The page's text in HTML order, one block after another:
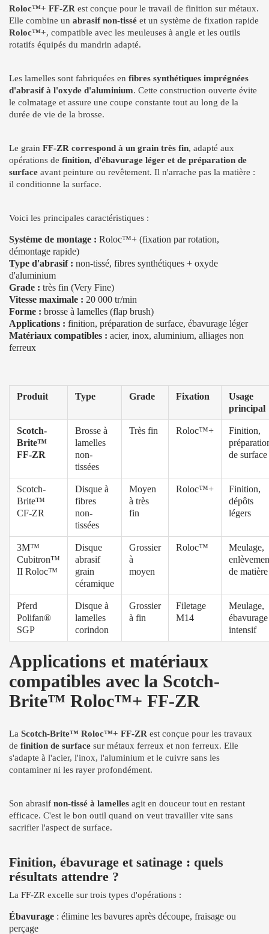
Roloc™+ FF-ZR est conçue pour le travail de finition sur métaux.
Elle combine un abrasif non-tissé et un système de fixation rapide
Roloc™+, compatible avec les meuleuses à angle et les outils
rotatifs équipés du mandrin adapté.
Les lamelles sont fabriquées en fibres synthétiques imprégnées
d'abrasif à l'oxyde d'aluminium. Cette construction ouverte évite
le colmatage et assure une coupe constante tout au long de la
durée de vie de la brosse.
Le grain FF-ZR correspond à un grain très fin, adapté aux
opérations de finition, d'ébavurage léger et de préparation de
surface avant peinture ou revêtement. Il n'arrache pas la matière :
il conditionne la surface.
Voici les principales caractéristiques :
Système de montage : Roloc™+ (fixation par rotation,
démontage rapide)
Type d'abrasif : non-tissé, fibres synthétiques + oxyde
d'aluminium
Grade : très fin (Very Fine)
Vitesse maximale : 20 000 tr/min
Forme : brosse à lamelles (flap brush)
Applications : finition, préparation de surface, ébavurage léger
Matériaux compatibles : acier, inox, aluminium, alliages non
ferreux
Produit Type Grade Fixation
Usage
principal
Scotch-
Brite™
FF-ZR
Brosse à
lamelles
non-
tissées
Très fin Roloc™+
Finition,
de surface
Scotch-
Brite™
CF-ZR
Disque à
fibres
non-
tissées
Moyen
à très
fin
Roloc™+
Finition,
dépôts
légers
3M™
Cubitron™
II Roloc™
Disque
abrasif
grain
céramique
Grossier
à
moyen
Roloc™
Meulage,
de matière
Pferd
Polifan®
SGP
Disque à
lamelles
corindon
Grossier
à fin
Filetage
M14
Meulage,
ébavurage
intensif
Applications et matériaux
compatibles avec la Scotch-
Brite™ Roloc™+ FF-ZR
La Scotch-Brite™ Roloc™+ FF-ZR est conçue pour les travaux
de finition de surface sur métaux ferreux et non ferreux. Elle
s'adapte à l'acier, l'inox, l'aluminium et le cuivre sans les
contaminer ni les rayer profondément.
Son abrasif non-tissé à lamelles agit en douceur tout en restant
efficace. C'est le bon outil quand on veut travailler vite sans
sacrifier l'aspect de surface.
Finition, ébavurage et satinage : quels
résultats attendre ?
La FF-ZR excelle sur trois types d'opérations :
Ébavurage : élimine les bavures après découpe, fraisage ou
perçage